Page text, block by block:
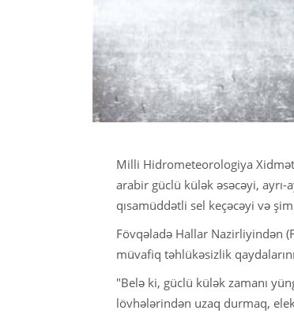
Milli Hidrometeorologiya
arabir güclü külək əsəcəyi, ayrı-
qısamüddətli sel keçəcəyi və
Fövqəladə Hallar Nazirliyindən
müvafiq təhlükəsizlik
"Belə ki, güclü külək zamanı
lövhələrindən uzaq durmaq,